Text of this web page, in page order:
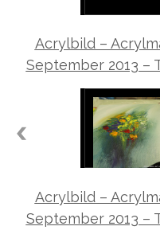
Acrylbild –
September 2013 –
Acrylbild –
September 2013 –